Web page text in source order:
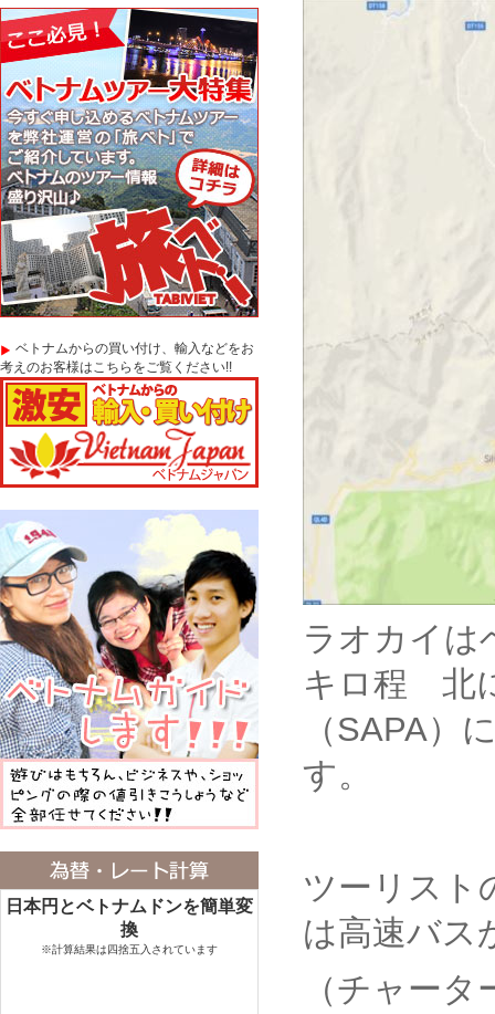
ベトナムからの買い付け、輸入などをお
考えのお客様はこちらをご覧ください!!
日本円とベトナムドンを簡単変
換
※計算結果は四捨五入されています
ラオカイは
キロ程 北
（SAPA）
す。
ツーリス
は高速バス
（チャー